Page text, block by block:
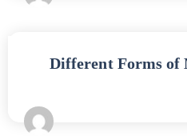
4 Different Forms